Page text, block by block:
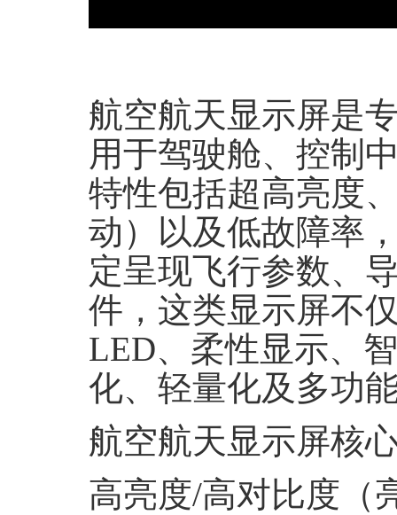
航空航天显示屏是
用于驾驶舱、控制
特性包括超高亮度
动）以及低故障率
定呈现飞行参数、
件，这类显示屏不
LED、柔性显示、
化、轻量化及多功
航空航天显示屏核
‌高亮度/高对比度（